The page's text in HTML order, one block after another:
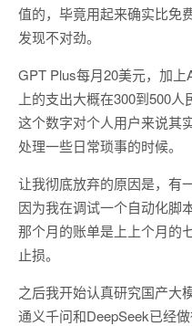
值的，毕竟用起来确实比免
发现不对劲。
GPT Plus每月20美元，加
上的支出大概在300到500人
这个数字对个人用户来说其
处理一些日常琐事的时候。
让我彻底放弃的原因是，
因为我在调试一个自动化脚
那个月的账单是上上个月的
止损。
之后我开始认真研究国产大
通义千问和DeepSeek已经